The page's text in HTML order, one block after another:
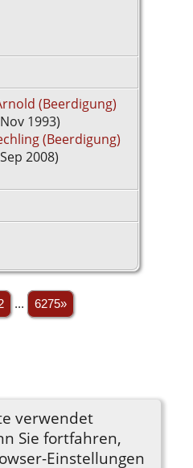
verwendet
Sie fortfahren,
Einstellungen
(Beerdigung)
1993)
(Beerdigung)
2008)
... 6275»